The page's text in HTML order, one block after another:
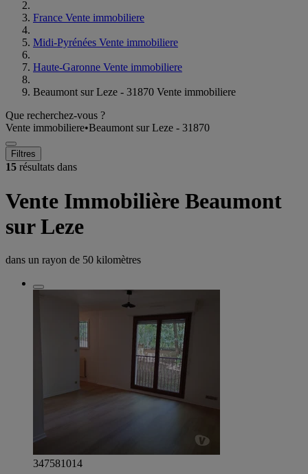
France Vente immobiliere
Midi-Pyrénées Vente immobiliere
Haute-Garonne Vente immobiliere
Beaumont sur Leze - 31870 Vente immobiliere
Que recherchez-vous ?
Vente immobiliere•Beaumont sur Leze - 31870
Filtres
15 résultats dans
Vente Immobilière Beaumont
sur Leze
dans un rayon de 50 kilomètres
347581014